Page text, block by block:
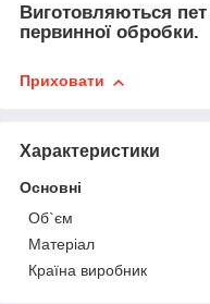
Виготовляються
первинної обробки.
Приховати
Характеристики
Основні
Об`єм
Матеріал
Країна виробник